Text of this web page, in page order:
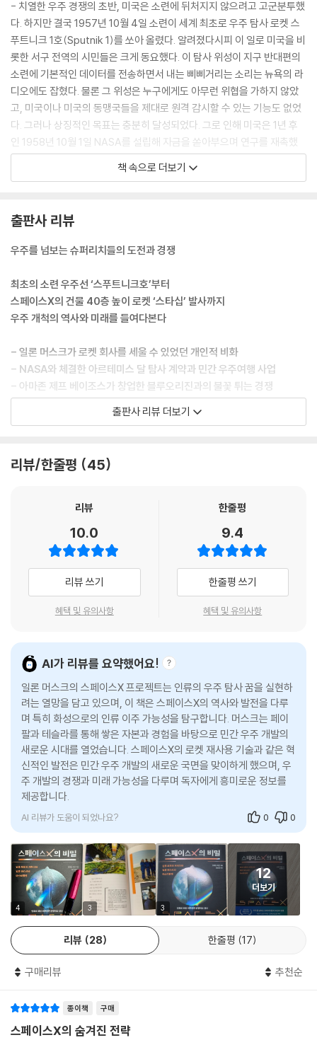
- 치열한 우주 경쟁의 초반, 미국은 소련에 뒤처지지 않으려고 고군분투했
다. 하지만 결국 1957년 10월 4일 소련이 세계 최초로 우주 탐사 로켓 스
푸트니크 1호(Sputnik 1)를 쏘아 올렸다. 알려졌다시피 이 일로 미국을 비
롯한 서구 전역의 시민들은 크게 동요했다. 이 탐사 위성이 지구 반대편의
소련에 기본적인 데이터를 전송하면서 내는 삐삐거리는 소리는 뉴욕의 라
디오에도 잡혔다. 물론 그 위성은 누구에게도 아무런 위협을 가하지 않았
고, 미국이나 미국의 동맹국들을 제대로 원격 감시할 수 있는 기능도 없었
다. 그러나 상징적인 목표는 충분히 달성되었다. 그로 인해 미국은 1년 후
인 1958년 10월 1일 NASA를 설립해 자금을 쏟아부으며 연구를 재촉했
다. NASA는 설립 당시부터 1억 달러의 자금을 지원받아 여러 시험 시설에
정치적인 경쟁(혹은 공정하게 말하자면, 아폴로 임무에 따른 엄청난 세금
부담)에만 관심을 두었고, 달에서 한가하게 산책이나 하게 하려고 인간을
오해였다. 왜냐하면 달로 떠나는 여정을 통해 수없이 많은 과학적 성과와
발견이 이루어졌기 때문이다.
아폴로 탐사를 통해 밝혀진 달에 관한 가장 주목할 만한 사실 하나는 표토
실이다. 그러니까 미래에 건설할 전초 기지에 장기간 체류할 때 우리의 이
웃인 달에서 연료를 생산할 수도 있을 것이다. 이제는 미국과 NASA가 신
세계에 최초의 인류를 보내면서 달성한 ‘불공정한’ 경쟁우위가 비단 상징
성에 그치지 않고 더욱 큰 의미를 지닌다는 점이 확실하다.
- 생각해 보면, 그간 미국 대통령들이 대를 이어가며 의회에서 우주를 향
주 탐사 계획은 그 어느 것도 순조롭게 추진된 적이 없다. 비용 절감이 필요
자 마치 그러한 부름에 답하기라도 하듯, 한 기업가가 페이팔이라는 자신
의 회사를 매각하면서 받은 배당금을 재투자해 오늘날 가장 성공적인 민간
항공우주 업체가 될 기업을 설립한 것이다. 바로 스페이스X의 CEO이자
창립자인 일론 머스크다. 그때부터 머스크의 스페이스X는 완전히 다른 방
식으로 우주로의 운송 경로를 구축했다.
- 2023년 7월 현재, 스페이스X는 총 4,519기의 스타링크 위성을 발사했
어에 따르면, 그중 4,487기가 현재 가동되고 있다. 그러나 한 걸음 물러나
서 생각해 보면, 장기간에 걸쳐 총 4만 2천 기의 스타링크 위성을 발사하
겠다는 궁극적인 목표는 한 개인이라면 두말할 것도 없고 한 기업이 가지
기에도 대단히 큰 야망이다. 스페이스X든 머스크의 다른 벤처기업이든, 그
가 보유한 막대한 부가 아니고서는 지금처럼 그렇게 자주 뉴스 헤드라인을
장식하지 못했을 것이라는 점을 생각해 볼 필요가 있다. 그런데 인류를 신
세계에 정착시키겠다는 머스크의 꿈은 어떻게 되어 가고 있을까?
- 스페이스X의 스타십(Starship) 로켓이 전체 시스템을 완전히 장착하고
최초의 발사를 위해 엔진 점화를 기다리는 그 몇 분간, 수십 년 세월 동안
간직해 온 기대감으로 그 광경을 지켜보던 사람들도 함께 들어 올려질 것
할아버지가 들려준 공상과학 이야기에나 나올 법한 매끄러운 은색 우주선
을 바라보는 Z세대에 이르기까지 120미터에 이르는 스타십을 지상 가까
이에서 보려면 고개를 최대한 뒤로 젖혀야 한다. 스타십은 지금껏 제작된
로켓 중 가장 규모가 크고 가장 성능이 강력한 로켓으로, 2023년 4월 20
내는 엄청난 굉음과 함께 상공으로 쏘아 올려졌다. 텍사스의 아침 태양빛
이 퍼지는 가운데 스테인리스 스틸 소재의 로켓 외장은 반짝이는 은빛으로
일렁였다.
- 스페이스X가 2010년대에 제시한 기본 개념은 지구로부터 행성 간 ‘도
약’을 통해 새로운 세계에 발을 들여놓게 할 수 있는 우주선을 개발한다는
책 속으로 더보기
출판사 리뷰
우주를 넘보는 슈퍼리치들의 도전과 경쟁
최초의 소련 우주선 ‘스푸트니크호’부터
스페이스X의 건물 40층 높이 로켓 ‘스타십’ 발사까지
우주 개척의 역사와 미래를 들여다본다
- 일론 머스크가 로켓 회사를 세울 수 있었던 개인적 비화
- NASA와 체결한 아르테미스 달 탐사 계약과 민간 우주여행 사업
- 아마존 제프 베이조스가 창업한 블루오리진과의 불꽃 튀는 경쟁
- 달, 화성 그리고 그 너머 심우주로 향하는 스페이스X의 역할
역할을 하고 있다. 아마존 창업자 제프 베이조스의 블루오리진, 리처드 브
의 기술을 자랑한다. 우주 유인 탐사, 대량의 화물 운송에서 가능성을 열어
세계의 수도 뉴욕에서 활동하는 과학 저널리스트인 브래드 버건은 이 책에
서, 혁신의 정의를 새롭게 써나가고 있는 스페이스X가 걸어온 그동안의 궤
적 및 로켓 기술의 새로운 기준과 관련한 서사를 200여 장의 멋진 미공개
인류의 원대한 꿈과 기대감으로 가슴이 웅장해진다. 일론 머스크의 화성
식민지를 향한 도전과 기술 공학적 성과가 인류의 우주여행을 어떤 방식으
로 실현 가능한 미래로 만들고 있는지를 낱낱이 해부해서 보여준다.
스페이스X는 마침내 무엇을 하려는 걸까?
인류 마지막 개척지를 향한 실패와 도전
스페이스X는 우주로의 단순한 물류 경쟁을 넘어, NASA의 아르테미스 달
탐사 계획 및 화성과 그 너머 심우주로의 또 다른 대담한 프로젝트를 진행
하고 있다. 최첨단 우주 개발의 가장 앞선 곳에서 취재해온 저자의 전문적
지식과 환상적 구도의 멋진 사진들, 산업 전반을 아우르는 탁월한 통찰력
이 잘 버무려진 이 책은 스페이스X가 이루어낸 성공과 그들의 도전정신을
그저 되짚는 것만으로 그치지 않는다. 무한한 공간이라고 알려진 우주에서
인류의 우주 개척 활동이 갖는 의미와 우주에서 인류의 위상, 그리고 그 상
세한 내용을 짐작할 수 있게 한다. 그리고 거대한 미지의 세계를 개척하는
것이 현시대를 살아가는 우리에게 어떤 의미가 있는지를 설명하고 또 각
개인으로서 무엇을 준비하고 어떤 마음으로 다가올 미래를 맞아야 할지를
깨닫게 한다.
에 젖과 꿀이 떨어지는 장밋빛 미래만이 우리를 기다리고 있다는 식의 무
심에 스페이스X가 자리하는 것이 어떤 알려지지 않은 또 다른 심각한 위험
을 불러올 수 있는지도 저자는 빠트리지 않고 우리에게 경각심을 불러일으
출판사 리뷰 더보기
리뷰/한줄평 45
리뷰
10.0
리뷰 쓰기
혜택 및 유의사항
한줄평
9.4
한줄평 쓰기
혜택 및 유의사항
AI가 리뷰를 요약했어요!
일론 머스크의 스페이스X 프로젝트는 인류의 우주 탐사 꿈을 실현하
려는 열망을 담고 있으며, 이 책은 스페이스X의 역사와 발전을 다루
며 특히 화성으로의 인류 이주 가능성을 탐구합니다. 머스크는 페이
팔과 테슬라를 통해 쌓은 자본과 경험을 바탕으로 민간 우주 개발의
새로운 시대를 열었습니다. 스페이스X의 로켓 재사용 기술과 같은 혁
신적인 발전은 민간 우주 개발의 새로운 국면을 맞이하게 했으며, 우
주 개발의 경쟁과 미래 가능성을 다루며 독자에게 흥미로운 정보를
제공합니다.
AI 리뷰가 도움이 되었나요? 0 0
4 3 3
12
더보기
리뷰 28 한줄평 17
구매리뷰 추천순
종이책 구매
스페이스X의 숨겨진 전략